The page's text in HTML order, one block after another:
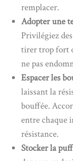
remplacer.
Adopter une
Privilégiez
tirer trop fort
ne pas
Espacer les
laissant la
bouffée.
entre chaque
résistance.
Stocker la